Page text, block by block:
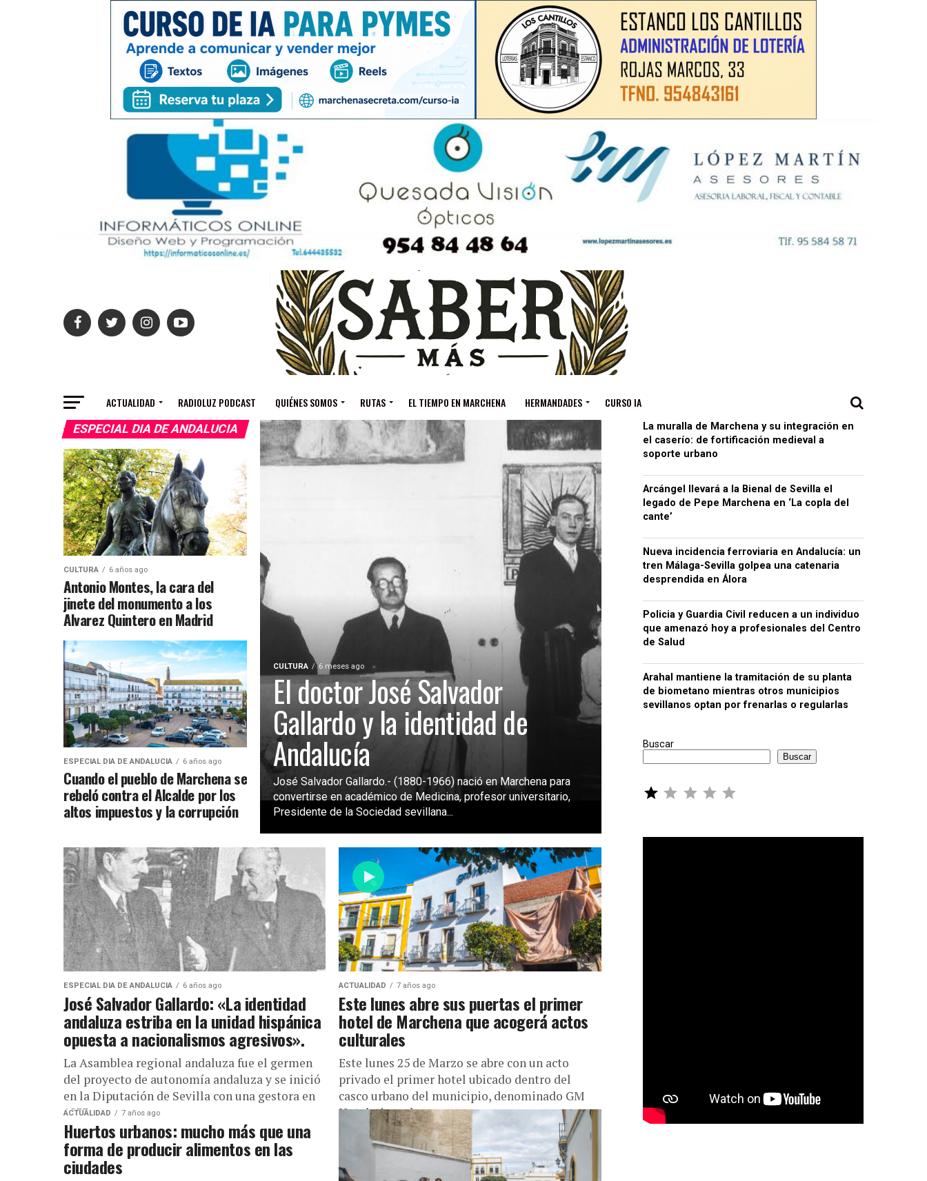
ACTUALIDAD RADIOLUZ PODCAST QUIÉNES SOMOS RUTAS EL TIEMPO EN MARCHENA HERMANDADES CURSO IA
CULTURA 6 meses ago
El doctor José Salvador
Gallardo y la identidad de
Andalucía
José Salvador Gallardo.- (1880-1966) nació en Marchena para
convertirse en académico de Medicina, profesor universitario,
Presidente de la Sociedad sevillana...
ESPECIAL DIA DE ANDALUCIA
CULTURA 6 años ago
Antonio Montes, la cara del
jinete del monumento a los
Alvarez Quintero en Madrid
ESPECIAL DIA DE ANDALUCIA 6 años ago
Cuando el pueblo de Marchena se
rebeló contra el Alcalde por los
altos impuestos y la corrupción
ESPECIAL DIA DE ANDALUCIA 6 años ago
José Salvador Gallardo: «La identidad
andaluza estriba en la unidad hispánica
opuesta a nacionalismos agresivos».
La Asamblea regional andaluza fue el germen
del proyecto de autonomía andaluza y se inició
en la Diputación de Sevilla con una gestora en
1933 con...
ACTUALIDAD 7 años ago
Este lunes abre sus puertas el primer
hotel de Marchena que acogerá actos
culturales
Este lunes 25 de Marzo se abre con un acto
privado el primer hotel ubicado dentro del
casco urbano del municipio, denominado GM
Hotel, tiene dos...
ACTUALIDAD 7 años ago
Huertos urbanos: mucho más que una
forma de producir alimentos en las
ciudades
La muralla de Marchena y su integración en
el caserío: de fortificación medieval a
soporte urbano
Arcángel llevará a la Bienal de Sevilla el
legado de Pepe Marchena en ‘La copla del
cante’
Nueva incidencia ferroviaria en Andalucía: un
tren Málaga-Sevilla golpea una catenaria
desprendida en Álora
Policia y Guardia Civil reducen a un individuo
que amenazó hoy a profesionales del Centro
de Salud
Arahal mantiene la tramitación de su planta
de biometano mientras otros municipios
sevillanos optan por frenarlas o regularlas
Buscar
Buscar